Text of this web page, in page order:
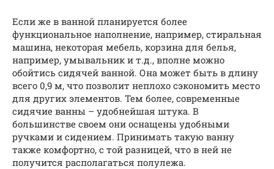
Если же в ванной планируется более
функциональное наполнение, например, стиральная
машина, некоторая мебель, корзина для белья,
например, умывальник и т.д., вполне можно
обойтись сидячей ванной. Она может быть в длину
всего 0,9 м, что позволит неплохо сэкономить место
для других элементов. Тем более, современные
сидячие ванны – удобнейшая штука. В
большинстве своем они оснащены удобными
ручками и сидением. Принимать такую ванну
также комфортно, с той разницей, что в ней не
получится располагаться полулежа.